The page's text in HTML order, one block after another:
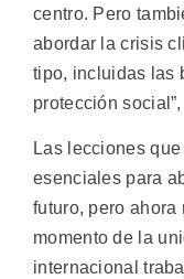
centro. Pero
abordar la crisis
tipo, incluidas las
protección
Las lecciones
esenciales para
futuro, pero ahora
momento de la
internacional